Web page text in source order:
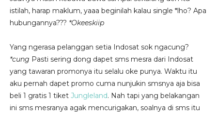
istilah, harap maklum, yaaa beginilah kalau single *lho? Apa
hubungannya??? *Okeeskiip
Yang ngerasa pelanggan setia Indosat sok ngacung?
*cung Pasti sering dong dapet sms mesra dari Indosat
yang tawaran promonya itu selalu oke punya. Waktu itu
aku pernah dapet promo cuma nunjukin smsnya aja bisa
beli 1 gratis 1 tiket Jungleland. Nah tapi yang belakangan
ini sms mesranya agak mencurigakan, soalnya di sms itu